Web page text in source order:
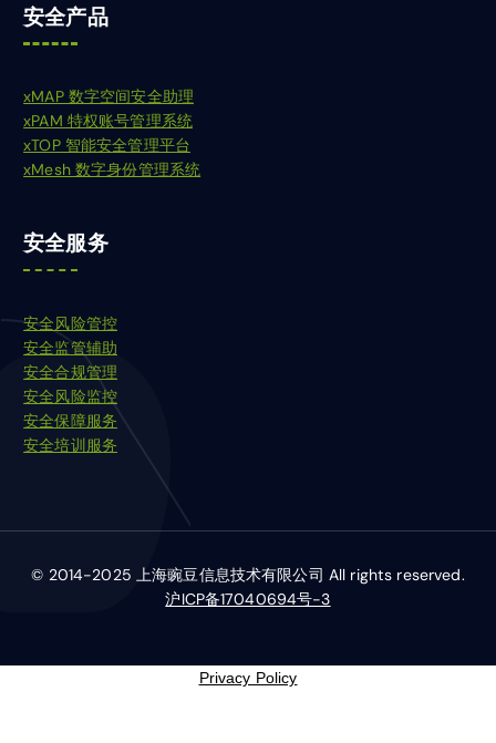
安全产品
xMAP 数字空间安全助理
xPAM 特权账号管理系统
xTOP 智能安全管理平台
xMesh 数字身份管理系统
安全服务
安全风险管控
安全监管辅助
安全合规管理
安全风险监控
安全保障服务
安全培训服务
© 2014-2025 上海豌豆信息技术有限公司 All rights reserved.
沪ICP备17040694号-3
Privacy Policy